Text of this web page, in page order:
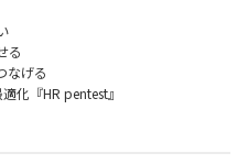
る
なげる
化『HR pentest』